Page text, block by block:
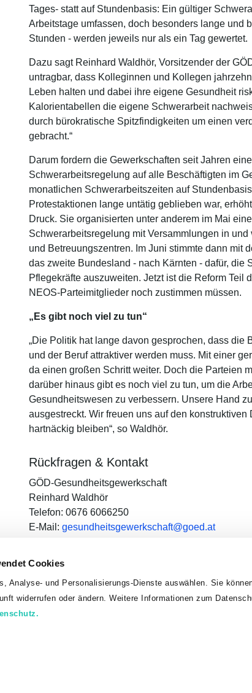
Cookies
Analyse- und Personalisierungs-Dienste auswählen. Sie
widerrufen oder ändern. Weitere Informationen zum
Tages- statt auf Stundenbasis: Ein gültiger
Arbeitstage umfassen, doch besonders lange und
Stunden - werden jeweils nur als ein Tag gewertet.
Dazu sagt Reinhard Waldhör, Vorsitzender der
untragbar, dass Kolleginnen und Kollegen
Leben halten und dabei ihre eigene Gesundheit
Kalorientabellen die eigene Schwerarbeit
durch bürokratische Spitzfindigkeiten um einen
gebracht.“
Darum fordern die Gewerkschaften seit Jahren
Schwerarbeitsregelung auf alle Beschäftigten im
monatlichen Schwerarbeitszeiten auf
Protestaktionen lange untätig geblieben war,
Druck. Sie organisierten unter anderem im Mai
Schwerarbeitsregelung mit Versammlungen in
und Betreuungszentren. Im Juni stimmte dann mit
das zweite Bundesland - nach Kärnten - dafür, die
Pflegekräfte auszuweiten. Jetzt ist die Reform Teil
NEOS-Parteimitglieder noch zustimmen müssen.
„Es gibt noch viel zu tun“
„Die Politik hat lange davon gesprochen, dass die
und der Beruf attraktiver werden muss. Mit einer
da einen großen Schritt weiter. Doch die Parteien
darüber hinaus gibt es noch viel zu tun, um die
Gesundheitswesen zu verbessern. Unsere Hand
ausgestreckt. Wir freuen uns auf den
hartnäckig bleiben“, so Waldhör.
Rückfragen & Kontakt
GÖD-Gesundheitsgewerkschaft
Reinhard Waldhör
Telefon: 0676 6066250
E-Mail: gesundheitsgewerkschaft@goed.at
Referat für Kommunikation und Öffentlichkeitsarbeit
Telefon: 01 31316 83617
presse